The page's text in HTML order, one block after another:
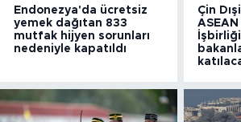
Endonezya'da ücretsiz
yemek dağıtan 833
mutfak hijyen sorunları
nedeniyle kapatıldı
Çin